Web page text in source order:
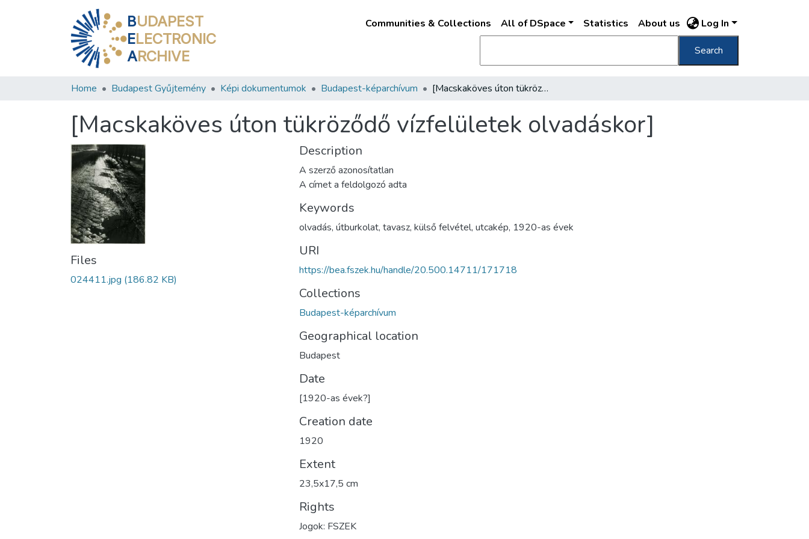
BUDAPEST
ELECTRONIC
ARCHIVE
Communities & Collections All of DSpace Statistics About us Log In
Search
Home Budapest Gyűjtemény Képi dokumentumok Budapest-képarchívum [Macskaköves úton tükröződő vízfelületek olvadáskor]
[Macskaköves úton tükröződő vízfelületek olvadáskor]
Files
024411.jpg (186.82 KB)
Description
A szerző azonosítatlan
A címet a feldolgozó adta
Keywords
olvadás, útburkolat, tavasz, külső felvétel, utcakép, 1920-as évek
URI
https://bea.fszek.hu/handle/20.500.14711/171718
Collections
Budapest-képarchívum
Geographical location
Budapest
Date
[1920-as évek?]
Creation date
1920
Extent
23,5x17,5 cm
Rights
Jogok: FSZEK